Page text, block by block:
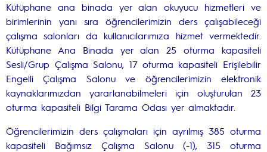
Kütüphane ana binada yer alan okuyucu hizmetleri ve
birimlerinin yanı sıra öğrencilerimizin ders çalışabileceği
çalışma salonları da kullanıcılarımıza hizmet vermektedir.
Kütüphane Ana Binada yer alan 25 oturma kapasiteli
Sesli/Grup Çalışma Salonu, 17 oturma kapasiteli Erişilebilir
Engelli Çalışma Salonu ve öğrencilerimizin elektronik
kaynaklarımızdan yararlanabilmeleri için oluşturulan 23
oturma kapasiteli Bilgi Tarama Odası yer almaktadır.
Öğrencilerimizin ders çalışmaları için ayrılmış 385 oturma
kapasiteli Bağımsız Çalışma Salonu (-1), 315 oturma